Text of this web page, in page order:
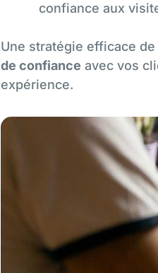
confiance aux
Une stratégie efficace
de confiance avec vos
expérience.